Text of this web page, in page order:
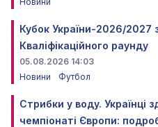
Кубок України-2026/2027
Кваліфікаційного раунду
05.08.2026 14:03
Новини
Футбол
Стрибки у воду. Українці
чемпіонаті Європи: